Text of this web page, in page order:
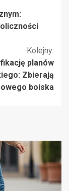
Kolejny:
planów
Zbierają
boiska